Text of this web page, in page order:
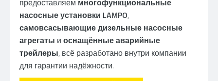
насосные установки LAMPO,
самовсасывающие дизельные насосные
агрегаты и оснащённые аварийные
трейлеры, всё разработано внутри компании
для гарантии надёжности.